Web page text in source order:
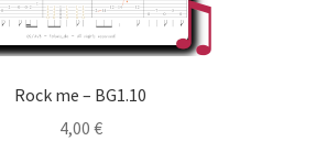
Rock me – BG1.10
4,00 €